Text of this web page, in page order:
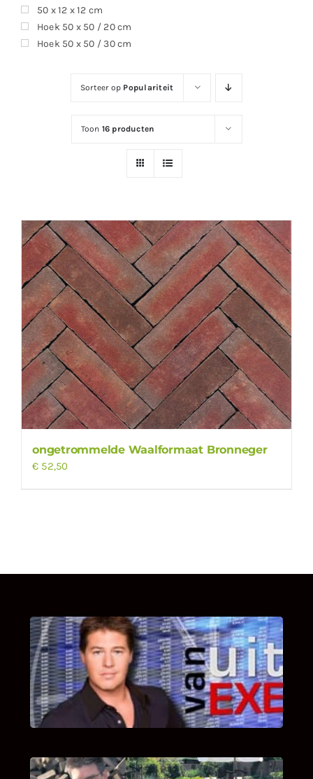
Sorteer op Populariteit
Toon 16 producten
ongetrommelde Waalformaat Bronneger
€ 52,50
50 x 12 x 12 cm
Hoek 50 x 50 / 20 cm
Hoek 50 x 50 / 30 cm
UITSTEL VAN EXECUTIE
Bekijk hier de fragmenten van de deelname
van Bricks and Stones aan dit programma.